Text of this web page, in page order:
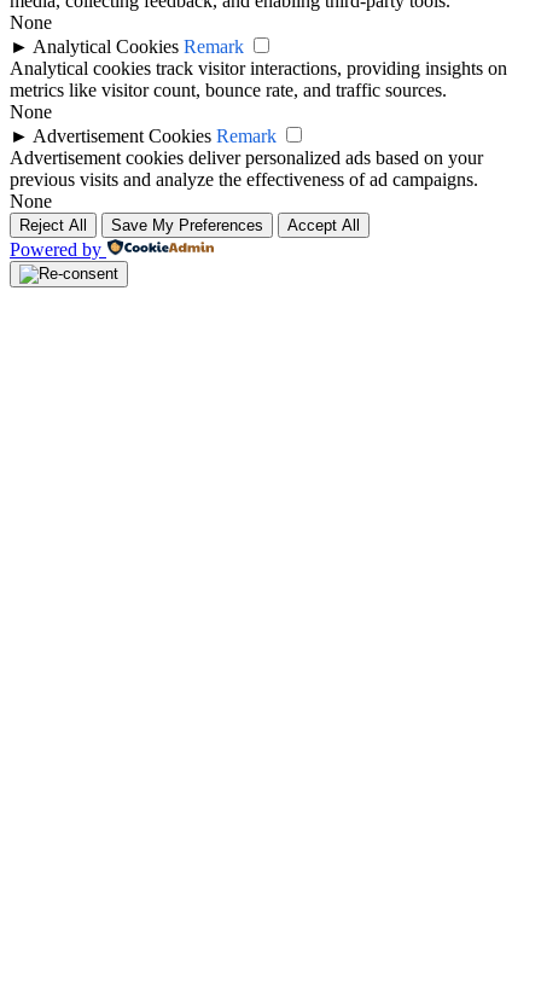
None
► Analytical Cookies Remark
Analytical cookies track visitor interactions, providing insights on
metrics like visitor count, bounce rate, and traffic sources.
None
► Advertisement Cookies Remark
Advertisement cookies deliver personalized ads based on your
previous visits and analyze the effectiveness of ad campaigns.
None
Reject All Save My Preferences Accept All
Powered by